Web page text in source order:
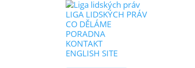
LIGA LIDSKÝCH PRÁV
CO DĚLÁME
PORADNA
KONTAKT
ENGLISH SITE